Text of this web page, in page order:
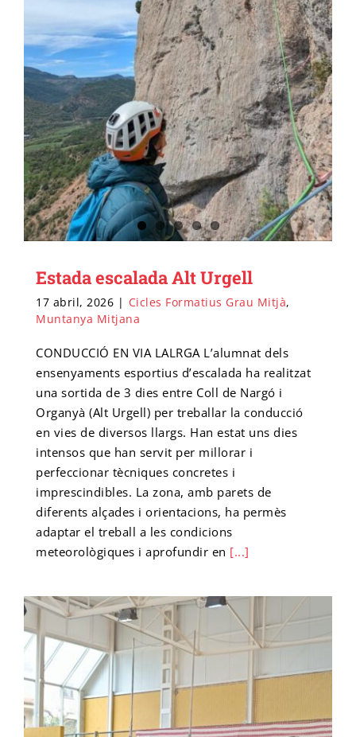
Estada escalada Alt Urgell
17 abril, 2026 | Cicles Formatius Grau Mitjà,
Muntanya Mitjana
CONDUCCIÓ EN VIA LALRGA L’alumnat dels
ensenyaments esportius d’escalada ha realitzat
una sortida de 3 dies entre Coll de Nargó i
Organyà (Alt Urgell) per treballar la conducció
en vies de diversos llargs. Han estat uns dies
intensos que han servit per millorar i
perfeccionar tècniques concretes i
imprescindibles. La zona, amb parets de
diferents alçades i orientacions, ha permès
adaptar el treball a les condicions
meteorològiques i aprofundir en [...]